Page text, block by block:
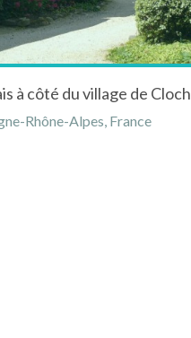
Rhône-Alpes, France